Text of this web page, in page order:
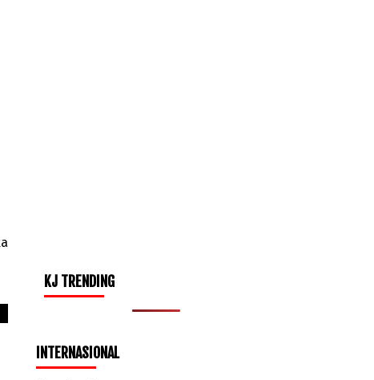
KJ TRENDING
INTERNASIONAL